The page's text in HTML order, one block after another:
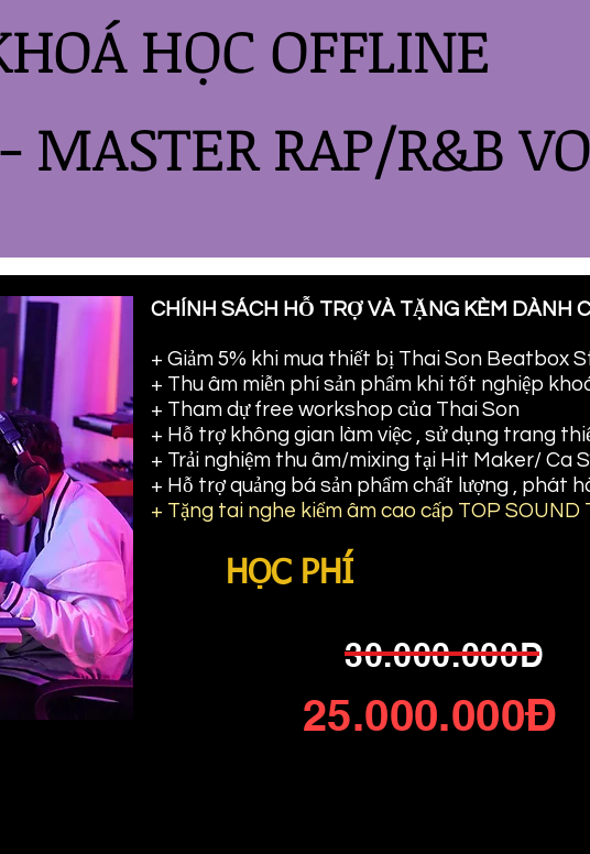
HỌC OFFLINE
RAP/R&B
CHÍNH SÁCH HỖ TRỢ VÀ TẶNG KÈM DÀNH
+ Giảm 5% khi mua thiết bị Thai Son Beatbox
+ Thu âm miễn phí sản phẩm khi tốt nghiệp
+ Tham dự free workshop của Thai Son
+ Hỗ trợ không gian làm việc , sử dụng trang
+ Trải nghiệm thu âm/mixing tại Hit Maker/ Ca
+ Hỗ trợ quảng bá sản phẩm chất lượng , phát
+ Tặng tai nghe kiểm âm cao cấp TOP SOUND
HỌC PHÍ
30.000.000Đ
25.000.000Đ